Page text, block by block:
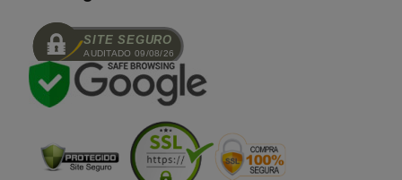
SITE SEGURO
AUDITADO 09/08/26